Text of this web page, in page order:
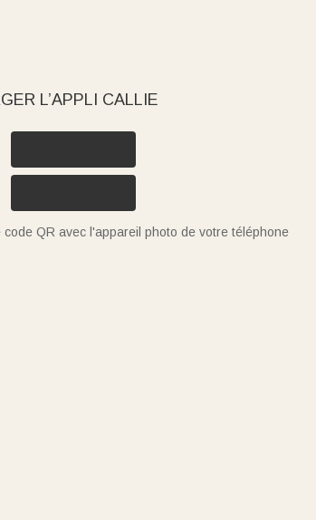
L’APPLI CALLIE
code QR avec l'appareil photo de votre téléphone